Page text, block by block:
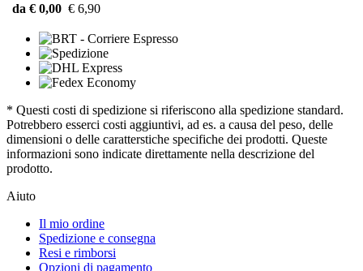
da € 0,00 € 6,90
* Questi costi di spedizione si riferiscono alla spedizione standard.
Potrebbero esserci costi aggiuntivi, ad es. a causa del peso, delle
dimensioni o delle caratterstiche specifiche dei prodotti. Queste
informazioni sono indicate direttamente nella descrizione del
prodotto.
Aiuto
Il mio ordine
Spedizione e consegna
Resi e rimborsi
Opzioni di pagamento